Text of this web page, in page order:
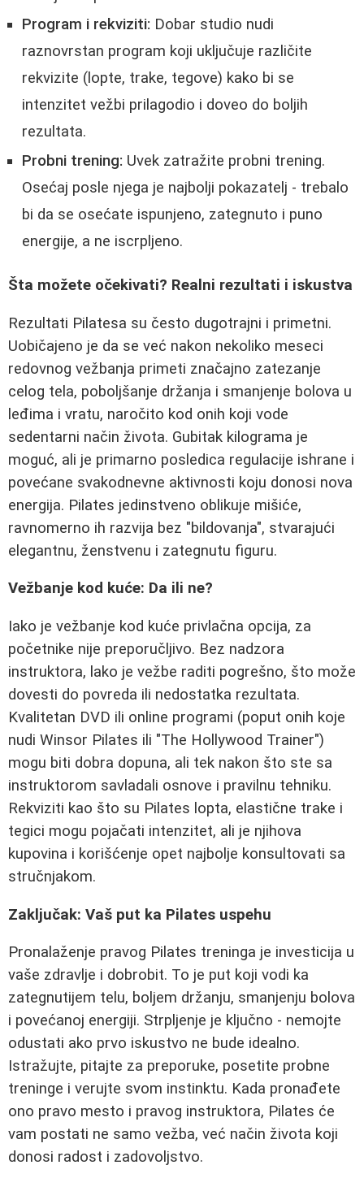
Program i rekviziti: Dobar studio nudi
raznovrstan program koji uključuje različite
rekvizite (lopte, trake, tegove) kako bi se
intenzitet vežbi prilagodio i doveo do boljih
rezultata.
Probni trening: Uvek zatražite probni trening.
Osećaj posle njega je najbolji pokazatelj - trebalo
bi da se osećate ispunjeno, zategnuto i puno
energije, a ne iscrpljeno.
Šta možete očekivati? Realni rezultati i iskustva
Rezultati Pilatesa su često dugotrajni i primetni.
Uobičajeno je da se već nakon nekoliko meseci
redovnog vežbanja primeti značajno zatezanje
celog tela, poboljšanje držanja i smanjenje bolova u
leđima i vratu, naročito kod onih koji vode
sedentarni način života. Gubitak kilograma je
moguć, ali je primarno posledica regulacije ishrane i
povećane svakodnevne aktivnosti koju donosi nova
energija. Pilates jedinstveno oblikuje mišiće,
ravnomerno ih razvija bez "bildovanja", stvarajući
elegantnu, ženstvenu i zategnutu figuru.
Vežbanje kod kuće: Da ili ne?
Iako je vežbanje kod kuće privlačna opcija, za
početnike nije preporučljivo. Bez nadzora
instruktora, lako je vežbe raditi pogrešno, što može
dovesti do povreda ili nedostatka rezultata.
Kvalitetan DVD ili online programi (poput onih koje
nudi Winsor Pilates ili "The Hollywood Trainer")
mogu biti dobra dopuna, ali tek nakon što ste sa
instruktorom savladali osnove i pravilnu tehniku.
Rekviziti kao što su Pilates lopta, elastične trake i
tegici mogu pojačati intenzitet, ali je njihova
kupovina i korišćenje opet najbolje konsultovati sa
stručnjakom.
Zaključak: Vaš put ka Pilates uspehu
Pronalaženje pravog Pilates treninga je investicija u
vaše zdravlje i dobrobit. To je put koji vodi ka
zategnutijem telu, boljem držanju, smanjenju bolova
i povećanoj energiji. Strpljenje je ključno - nemojte
odustati ako prvo iskustvo ne bude idealno.
Istražujte, pitajte za preporuke, posetite probne
treninge i verujte svom instinktu. Kada pronađete
ono pravo mesto i pravog instruktora, Pilates će
vam postati ne samo vežba, već način života koji
donosi radost i zadovoljstvo.